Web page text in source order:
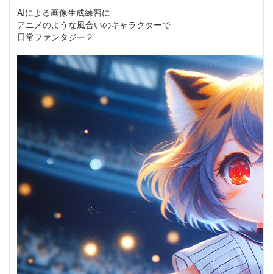
AIによる画像生成練習に
アニメのような風合いのキャラクターで
日常ファンタジー２